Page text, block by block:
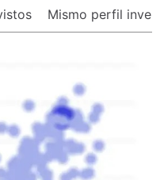
Mismo perfil